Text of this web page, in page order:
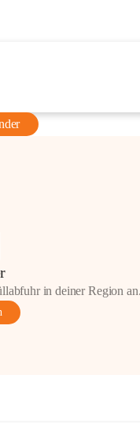
in deiner Region an.